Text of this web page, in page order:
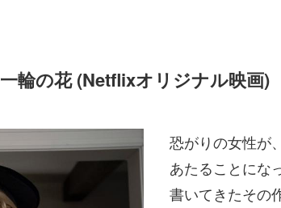
輪の花 (Netflixオリジナル映画)
恐がりの女性が
あたることにな
書いてきたその